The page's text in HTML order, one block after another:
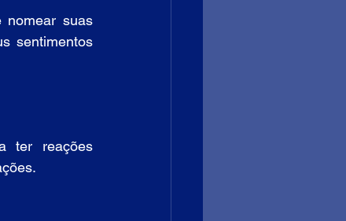
nomear suas
sentimentos
ter reações